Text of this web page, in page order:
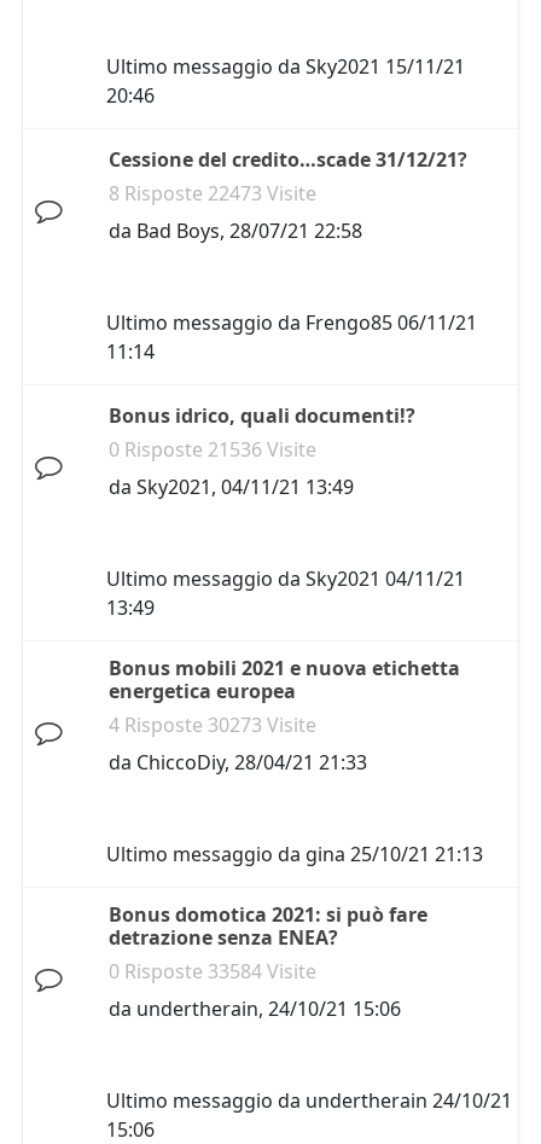
Ultimo messaggio da Sky2021 15/11/21
20:46
Cessione del credito…scade 31/12/21?
8 Risposte 22473 Visite
da Bad Boys, 28/07/21 22:58
Ultimo messaggio da Frengo8506/11/21
11:14
Bonus idrico, quali documenti!?
0 Risposte 21536 Visite
da Sky2021, 04/11/21 13:49
Ultimo messaggio da Sky2021 04/11/21
13:49
Bonus mobili 2021 e nuova etichetta
energetica europea
4 Risposte 30273 Visite
da ChiccoDiy, 28/04/21 21:33
Ultimo messaggio da gina 25/10/21 21:13
Bonus domotica 2021: si può fare
detrazione senza ENEA?
0 Risposte 33584 Visite
da undertherain, 24/10/21 15:06
Ultimo messaggio da undertherain 24/10/21
15:06